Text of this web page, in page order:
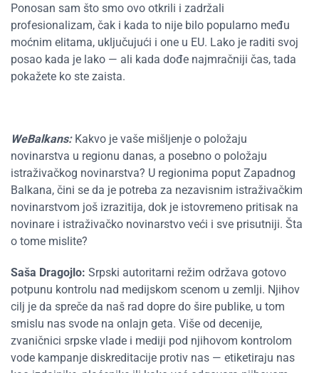
Ponosan sam što smo ovo otkrili i zadržali
profesionalizam, čak i kada to nije bilo popularno među
moćnim elitama, uključujući i one u EU. Lako je raditi svoj
posao kada je lako — ali kada dođe najmračniji čas, tada
pokažete ko ste zaista.
WeBalkans:Kakvo je vaše mišljenje o položaju
novinarstva u regionu danas, a posebno o položaju
istraživačkog novinarstva? U regionima poput Zapadnog
Balkana, čini se da je potreba za nezavisnim istraživačkim
novinarstvom još izrazitija, dok je istovremeno pritisak na
novinare i istraživačko novinarstvo veći i sve prisutniji. Šta
o tome mislite?
Saša Dragojlo: Srpski autoritarni režim održava gotovo
potpunu kontrolu nad medijskom scenom u zemlji. Njihov
cilj je da spreče da naš rad dopre do šire publike, u tom
smislu nas svode na onlajn geta. Više od decenije,
zvaničnici srpske vlade i mediji pod njihovom kontrolom
vode kampanje diskreditacije protiv nas — etiketiraju nas